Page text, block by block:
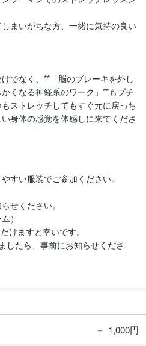
まいがちな方、一緒に気持の良い
でなく、**「脳のブレーキを外し
くなる神経系のワーク」**もプチ
ストレッチしてもすぐ元に戻っち
身体の感覚を体感しに来てくださ
すい服装でご参加ください。
せください。
）
けますと幸いです。
したら、事前にお知らせくださ
＋ 1,000円